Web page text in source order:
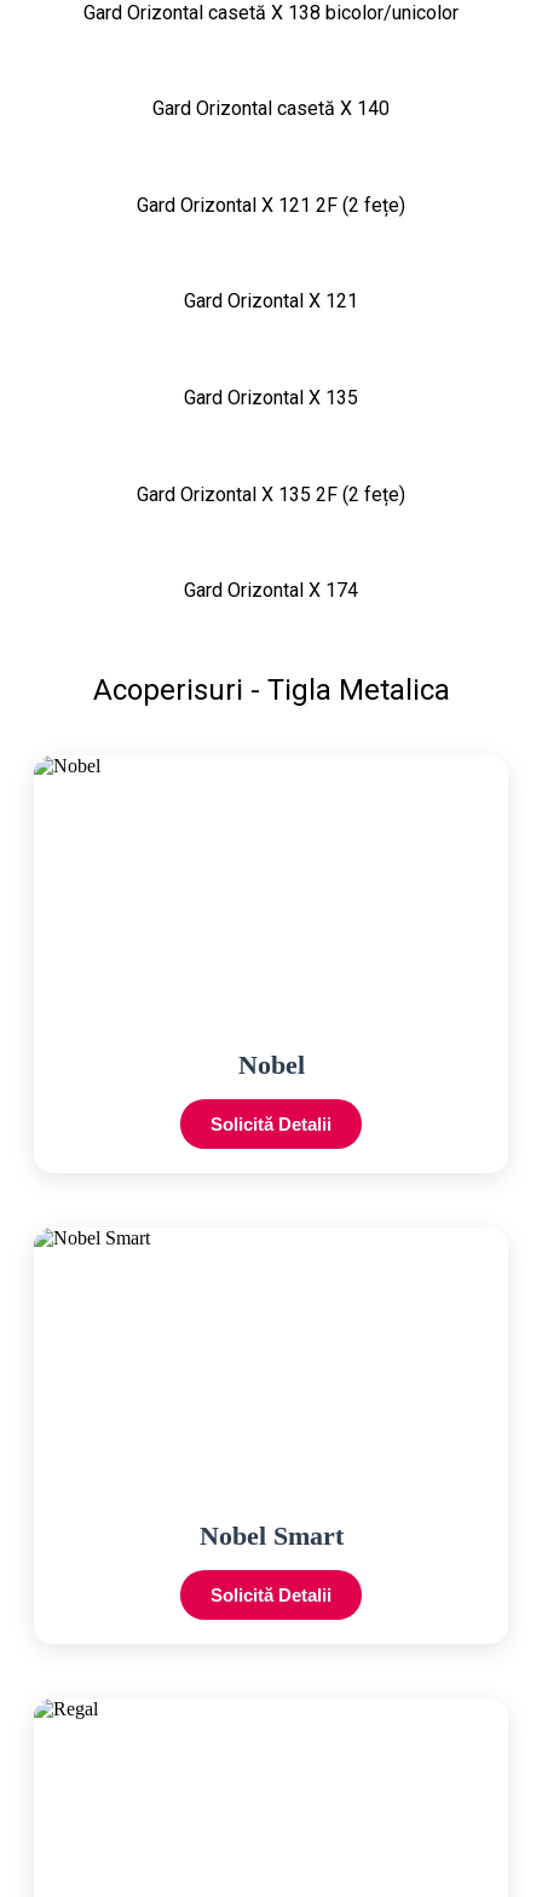
Gard Orizontal casetă X 138 bicolor/unicolor
Gard Orizontal casetă X 140
Gard Orizontal X 121 2F (2 fețe)
Gard Orizontal X 121
Gard Orizontal X 135
Gard Orizontal X 135 2F (2 fețe)
Gard Orizontal X 174
Acoperisuri - Tigla Metalica
Nobel
Solicită Detalii
Nobel Smart
Solicită Detalii